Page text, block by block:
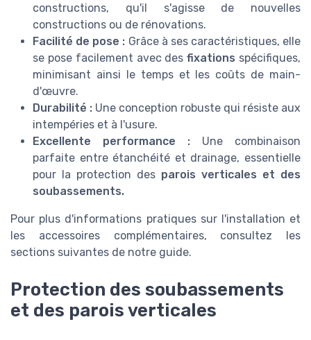
constructions, qu'il s'agisse de nouvelles
constructions ou de rénovations.
Facilité de pose : Grâce à ses caractéristiques, elle
se pose facilement avec desfixations spécifiques,
minimisant ainsi le temps et les coûts de main-
d'œuvre.
Durabilité : Une conception robuste qui résiste aux
intempéries et à l'usure.
Excellente performance : Une combinaison
parfaite entre étanchéité et drainage, essentielle
pour la protection des parois verticales et des
soubassements.
Pour plus d'informations pratiques sur l'installation et
les accessoires complémentaires, consultez les
sections suivantes de notre guide.
Protection des soubassements
et des parois verticales